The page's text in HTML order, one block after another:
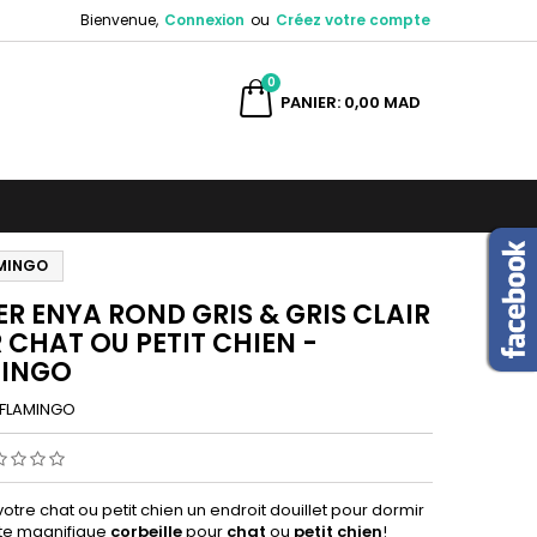
Bienvenue, Connexion ou Créez votre compte
PANIER
0
0,00 MAD
ENYA ROND GRIS & GRIS CLAIR
CHAT OU PETIT CHIEN -
FLAMINGO
chat ou petit chien un endroit douillet pour dormir
magnifique corbeillepour chat ou petit chien!